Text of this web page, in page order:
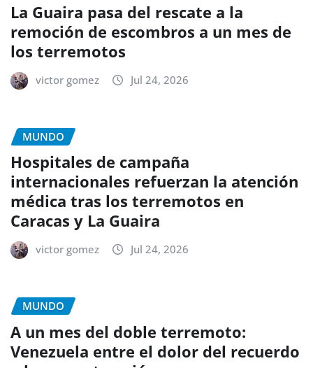
La Guaira pasa del rescate a la
remoción de escombros a un mes de
los terremotos
victor gomez Jul 24, 2026
MUNDO
Hospitales de campaña
internacionales refuerzan la atención
médica tras los terremotos en
Caracas y La Guaira
victor gomez Jul 24, 2026
MUNDO
A un mes del doble terremoto:
Venezuela entre el dolor del recuerdo